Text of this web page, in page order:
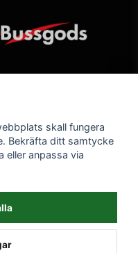
skall fungera
Bekräfta ditt samtycke
eller anpassa via